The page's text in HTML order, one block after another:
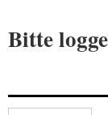
Bitte